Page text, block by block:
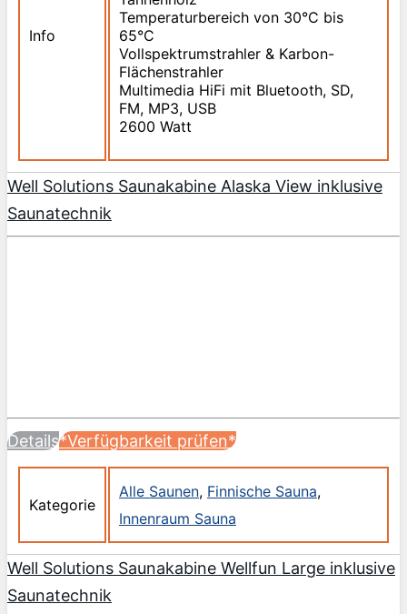
Info
Temperaturbereich von 30°C bis
65°C
Vollspektrumstrahler & Karbon-
Flächenstrahler
Multimedia HiFi mit Bluetooth, SD,
FM, MP3, USB
2600 Watt
Well Solutions Saunakabine Alaska View inklusive
Saunatechnik
Details*Verfügbarkeit prüfen*
Kategorie
Alle Saunen, Finnische Sauna,
Innenraum Sauna
Well Solutions Saunakabine Wellfun Large inklusive
Saunatechnik